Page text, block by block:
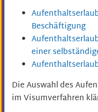
Beschäftigung
einer
Die Auswahl des
im Visumverfahren